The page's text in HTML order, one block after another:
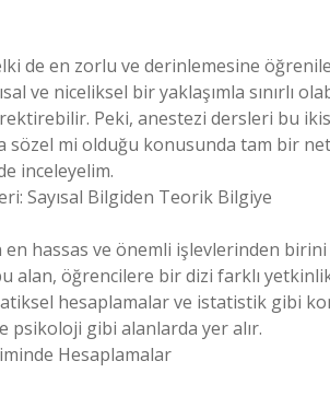
de en zorlu ve derinlemesine
ve niceliksel bir yaklaşımla sınırlı
Peki, anestezi dersleri bu
sözel mi olduğu konusunda tam bir
inceleyelim.
Sayısal Bilgiden Teorik Bilgiye
hassas ve önemli işlevlerinden
öğrencilere bir dizi farklı yetkinlik
hesaplamalar ve istatistik gibi
psikoloji gibi alanlarda yer alır.
Hesaplamalar